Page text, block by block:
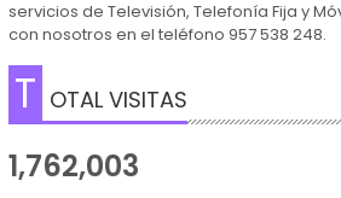
servicios de Televisión, Telefonía Fija y
con nosotros en el teléfono 957 538 248.
T OTAL VISITAS
1,762,003